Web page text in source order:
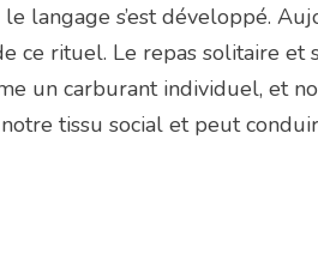
langage s’est développé.
ce rituel. Le repas solitaire
un carburant individuel, et
tissu social et peut